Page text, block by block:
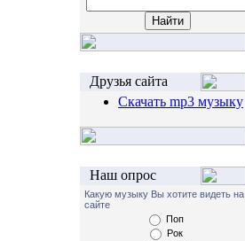
Друзья сайта
Скачать mp3 музыку
Наш опрос
Какую музыку Вы хотите видеть на
сайте
Поп
Рок